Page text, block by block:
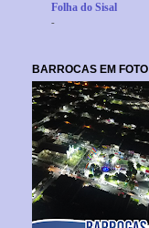
Folha do Sisal
-
BARROCAS EM FOTO